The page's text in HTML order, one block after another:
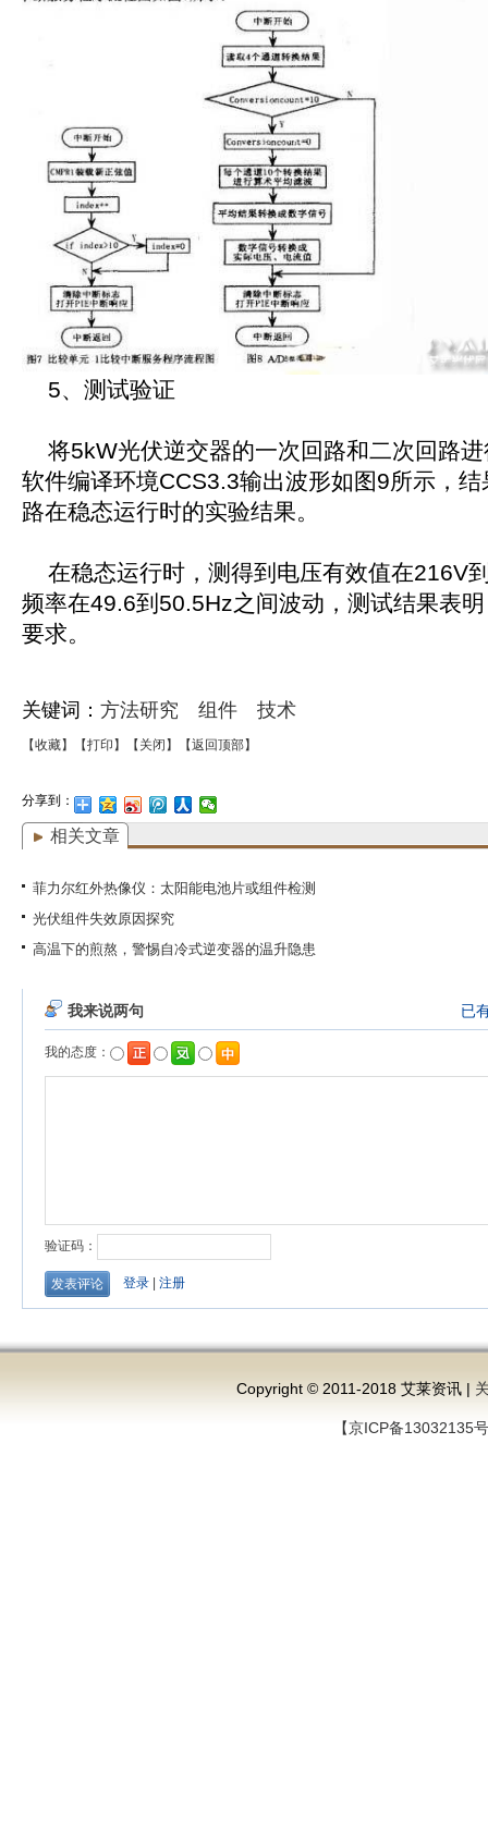
5、测试验证
将5kW光伏逆交器的一次回路和二次回路进
软件编译环境CCS3.3输出波形如图9所示，
路在稳态运行时的实验结果。
在稳态运行时，测得到电压有效值在216V
频率在49.6到50.5Hz之间波动，测试结果表
要求。
关键词： 方法研究 组件 技术
【收藏】 【打印】 【关闭】 【返回顶部】
分享到：
相关文章
菲力尔红外热像仪：太阳能电池片或组件检测
光伏组件失效原因探究
高温下的煎熬，警惕自冷式逆变器的温升隐患
Copyright © 2011-2018 艾莱资讯 |
【京ICP备13032135